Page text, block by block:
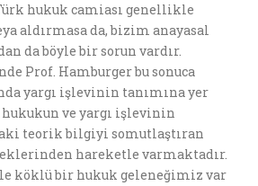
hukuk camiası genellikle
aldırmasa da, bizim anayasal
da böyle bir sorun vardır.
Prof. Hamburger bu sonuca
yargı işlevinin tanımına yer
ve yargı işlevinin
teorik bilgiyi somutlaştıran
hareketle varmaktadır.
köklü bir hukuk geleneğimiz var